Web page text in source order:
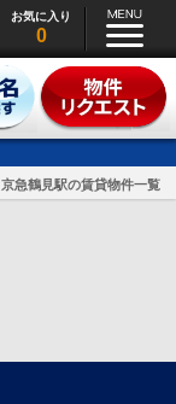
お気に入り
0
京急鶴見駅の賃貸物件一覧